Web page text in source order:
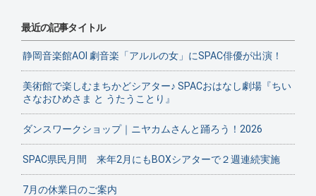
最近の記事タイトル
静岡音楽館AOI 劇音楽「アルルの女」にSPAC俳優が出演！
美術館で楽しむまちかどシアター♪ SPACおはなし劇場『ちい
さなおひめさま と うたうことり』
ダンスワークショップ｜ニヤカムさんと踊ろう！2026
SPAC県民月間 来年2月にもBOXシアターで２週連続実施
7月の休業日のご案内